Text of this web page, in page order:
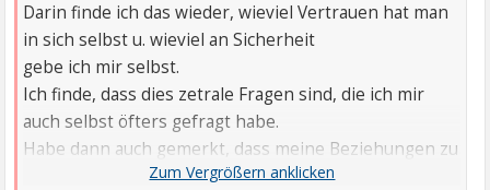
Darin finde ich das wieder, wieviel Vertrauen hat man
in sich selbst u. wieviel an Sicherheit
gebe ich mir selbst.
Ich finde, dass dies zetrale Fragen sind, die ich mir
auch selbst öfters gefragt habe.
Habe dann auch gemerkt, dass meine Beziehungen zu
anderen Menschen u. Umfeld